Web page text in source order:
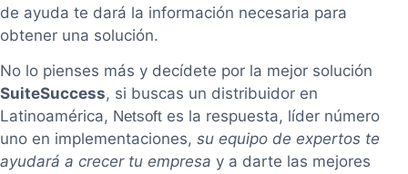
de ayuda te dará la información necesaria para
obtener una solución.
No lo pienses más y decídete por la mejor solución
SuiteSuccess, si buscas un distribuidor en
Latinoamérica, Netsoft es la respuesta, líder número
uno en implementaciones, su equipo de expertos te
ayudará a crecer tu empresa y a darte las mejores